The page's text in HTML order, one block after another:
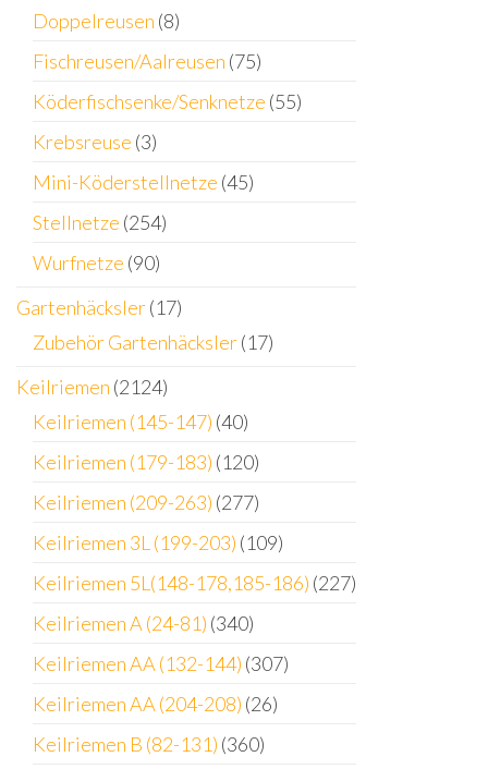
Doppelreusen (8)
Fischreusen/Aalreusen (75)
Köderfischsenke/Senknetze (55)
Krebsreuse (3)
Mini-Köderstellnetze (45)
Stellnetze (254)
Wurfnetze (90)
Gartenhäcksler(17)
Zubehör Gartenhäcksler(17)
Keilriemen (2124)
Keilriemen (145-147) (40)
Keilriemen (179-183) (120)
Keilriemen (209-263) (277)
Keilriemen 3L (199-203) (109)
Keilriemen 5L(148-178,185-186) (227)
Keilriemen A (24-81) (340)
Keilriemen AA (132-144) (307)
Keilriemen AA (204-208) (26)
Keilriemen B (82-131) (360)